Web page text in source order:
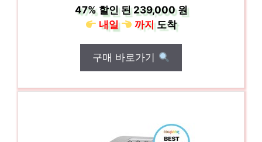
47%할인 된239,000 원
내일
까지도착
구매 바로가기